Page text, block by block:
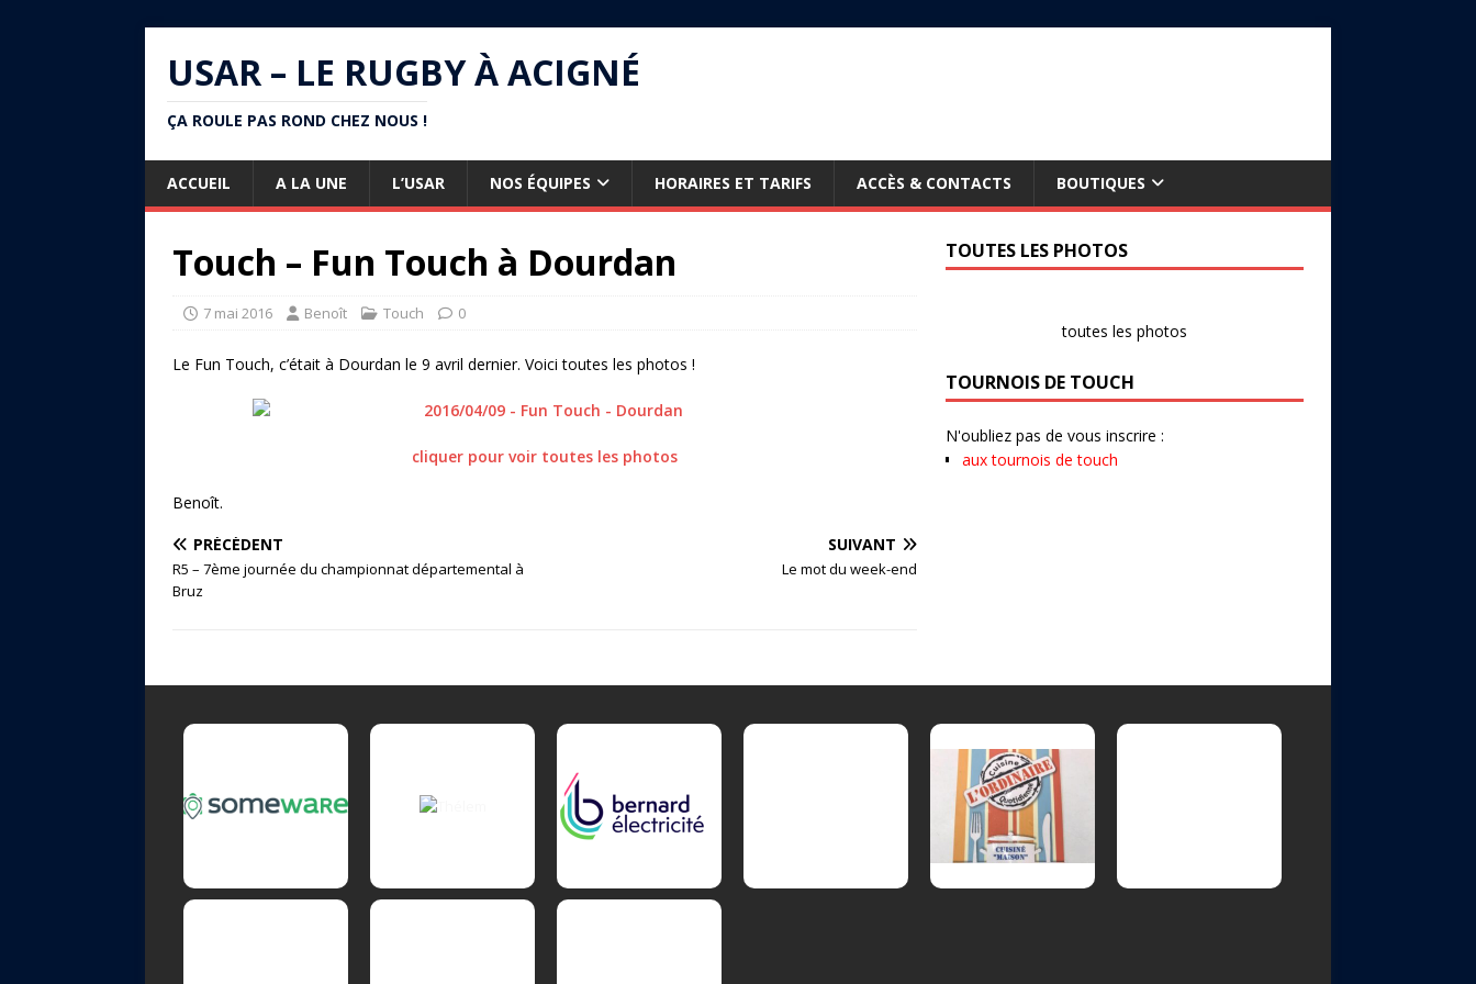
USAR – LE RUGBY À ACIGNÉ
ÇA ROULE PAS ROND CHEZ NOUS !
ACCUEIL A LA UNE L’USAR NOS ÉQUIPES HORAIRES ET TARIFS ACCÈS & CONTACTS BOUTIQUES
Touch – Fun Touch à Dourdan
7 mai 2016 Benoît Touch 0
Le Fun Touch, c’était à Dourdan le 9 avril dernier. Voici toutes les photos !
cliquer pour voir toutes les photos
Benoît.
PRÉCÉDENT
R5 – 7ème journée du championnat départemental à
Bruz
SUIVANT
Le mot du week-end
TOUTES LES PHOTOS
toutes les photos
TOURNOIS DE TOUCH
N'oubliez pas de vous inscrire :
aux tournois de touch